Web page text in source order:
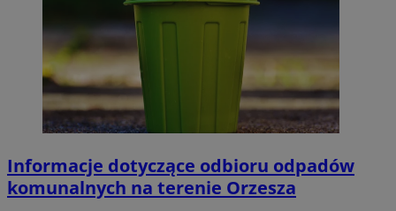
Informacje dotyczące odbioru odpadów
komunalnych na terenie Orzesza